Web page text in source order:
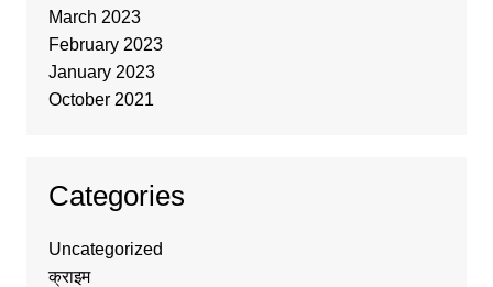
March 2023
February 2023
January 2023
October 2021
Categories
Uncategorized
क्राइम